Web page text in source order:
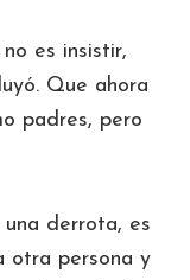
es insistir,
Que ahora
padres, pero
una derrota, es
otra persona y